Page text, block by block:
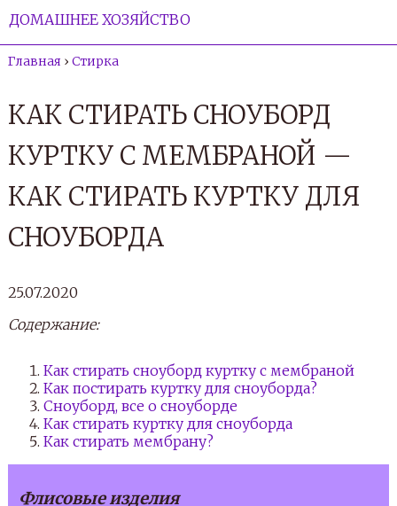
ДОМАШНЕЕ ХОЗЯЙСТВО
Главная › Стирка
КАК СТИРАТЬ СНОУБОРД
КУРТКУ С МЕМБРАНОЙ —
КАК СТИРАТЬ КУРТКУ ДЛЯ
СНОУБОРДА
25.07.2020
Содержание:
Как стирать сноуборд куртку с мембраной
Как постирать куртку для сноуборда?
Сноуборд, все о сноуборде
Как стирать куртку для сноуборда
Как стирать мембрану?
Флисовые изделия